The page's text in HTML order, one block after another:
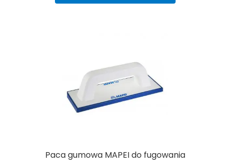
Paca gumowa MAPEI do fugowania